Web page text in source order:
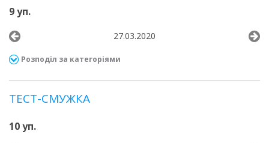
9 уп.
27.03.2020
Розподіл за категоріями
ТЕСТ-СМУЖКА
10 уп.